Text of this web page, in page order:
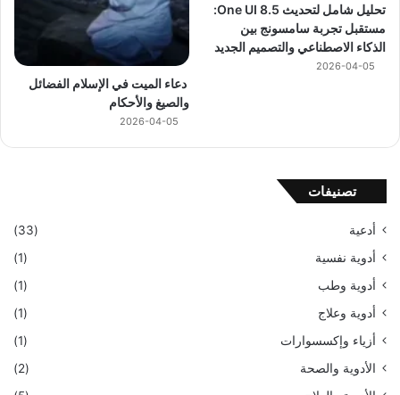
تحليل شامل لتحديث One UI 8.5:
مستقبل تجربة سامسونج بين
الذكاء الاصطناعي والتصميم الجديد
2026-04-05
دعاء الميت في الإسلام الفضائل
والصيغ والأحكام
2026-04-05
تصنيفات
أدعية
(33)
أدوية نفسية
(1)
أدوية وطب
(1)
أدوية وعلاج
(1)
أزياء وإكسسوارات
(1)
الأدوية والصحة
(2)